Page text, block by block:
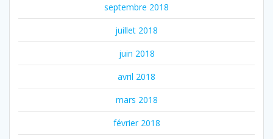
septembre 2018
juillet 2018
juin 2018
avril 2018
mars 2018
février 2018